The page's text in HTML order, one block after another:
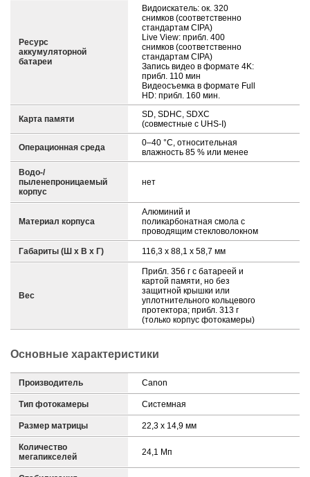
Ресурс
аккумуляторной
батареи
Видоискатель: ок. 320
снимков (соответственно
стандартам CIPA)
Live View: прибл. 400
снимков (соответственно
стандартам CIPA)
Запись видео в формате 4K:
прибл. 110 мин
Видеосъемка в формате Full
HD: прибл. 160 мин.
Карта памяти
SD, SDHC, SDXC
(совместные с UHS-I)
Операционная среда
0–40 °C, относительная
влажность 85 % или менее
Водо-/
пыленепроницаемый
корпус
нет
Материал корпуса
Алюминий и
поликарбонатная смола с
проводящим стекловолокном
Габариты (Ш х В х Г) 116,3 x 88,1 x 58,7 мм
Вес
Прибл. 356 г с батареей и
картой памяти, но без
защитной крышки или
уплотнительного кольцевого
протектора; прибл. 313 г
(только корпус фотокамеры)
Основные характеристики
Производитель Canon
Тип фотокамеры Системная
Размер матрицы 22,3 x 14,9 мм
Количество
мегапикселей
24,1 Мп